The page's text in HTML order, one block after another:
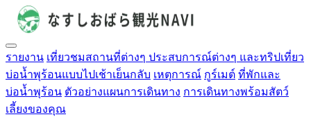
รายงาน เที่ยวชมสถานที่ต่างๆ ประสบการณ์ต่างๆ และทริปเที่ยว
บ่อน้ำพุร้อนแบบไปเช้าเย็นกลับ เหตุการณ์ กูร์เมต์ ที่พักและ
บ่อน้ำพุร้อน ตัวอย่างแผนการเดินทาง การเดินทางพร้อมสัตว์
เลี้ยงของคุณ